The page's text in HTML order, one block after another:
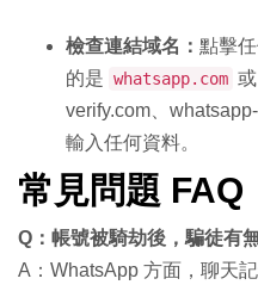
檢查連結域名： 點擊
的是 whatsapp.com 或
verify.com、
輸入任何資料。
常見問題 FAQ
Q：帳號被騎劫後，騙徒有
A：WhatsApp 方面，聊天